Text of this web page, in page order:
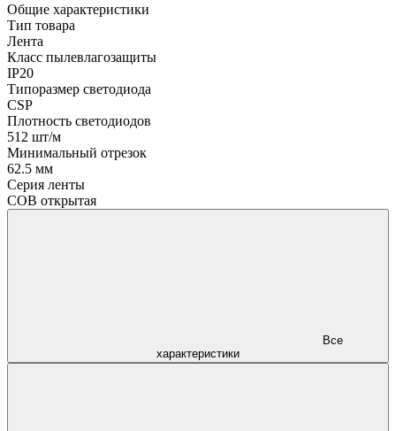
Общие характеристики
Тип товара
Лента
Класс пылевлагозащиты
IP20
Типоразмер светодиода
CSP
Плотность светодиодов
512 шт/м
Минимальный отрезок
62.5 мм
Серия ленты
COB открытая
характеристики